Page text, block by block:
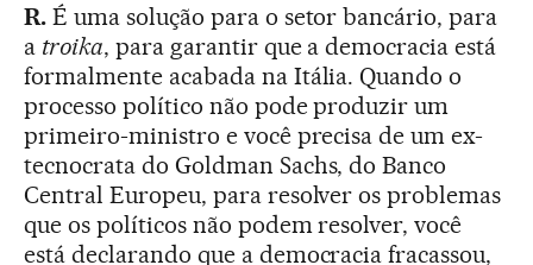
R.É uma solução para o setor bancário, para
a troika, para garantir que a democracia está
formalmente acabada na Itália. Quando o
processo político não pode produzir um
primeiro-ministro e você precisa de um ex-
tecnocrata do Goldman Sachs, do Banco
Central Europeu, para resolver os problemas
que os políticos não podem resolver, você
está declarando que a democracia fracassou,